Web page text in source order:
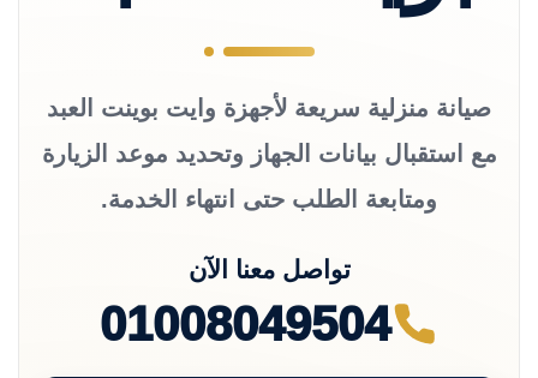
صيانة منزلية سريعة لأجهزة وايت بوينت العبد
مع استقبال بيانات الجهاز وتحديد موعد الزيارة
ومتابعة الطلب حتى انتهاء الخدمة.
تواصل معنا الآن
01008049504